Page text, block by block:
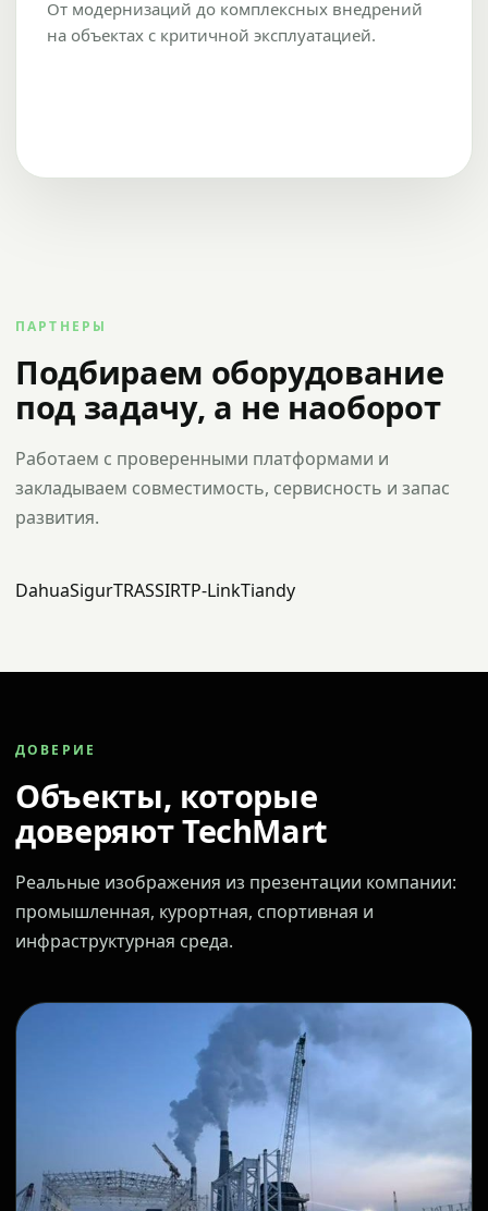
От модернизаций до комплексных внедрений
на объектах с критичной эксплуатацией.
ПАРТНЕРЫ
Подбираем оборудование
под задачу, а не наоборот
Работаем с проверенными платформами и
закладываем совместимость, сервисность и запас
развития.
DahuaSigurTRASSIRTP-LinkTiandy
ДОВЕРИЕ
Объекты, которые
доверяют TechMart
Реальные изображения из презентации компании:
промышленная, курортная, спортивная и
инфраструктурная среда.